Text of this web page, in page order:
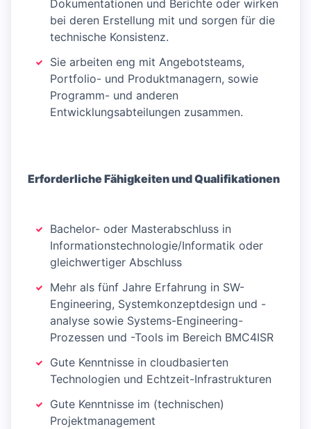
Dokumentationen und Berichte oder wirken
bei deren Erstellung mit und sorgen für die
technische Konsistenz.
Sie arbeiten eng mit Angebotsteams,
Portfolio- und Produktmanagern, sowie
Programm- und anderen
Entwicklungsabteilungen zusammen.
Erforderliche Fähigkeiten und Qualifikationen
Bachelor- oder Masterabschluss in
Informationstechnologie/Informatik oder
gleichwertiger Abschluss
Mehr als fünf Jahre Erfahrung in SW-
Engineering, Systemkonzeptdesign und -
analyse sowie Systems-Engineering-
Prozessen und -Tools im Bereich BMC4ISR
Gute Kenntnisse in cloudbasierten
Technologien und Echtzeit-Infrastrukturen
Gute Kenntnisse im (technischen)
Projektmanagement